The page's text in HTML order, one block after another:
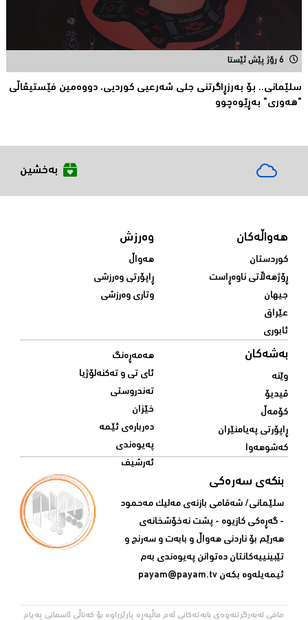
6 رۆژ پێش ئێستا
سلێمانی.. بۆ بەرزڕاگرتنی جلی شەرعیی كوردیی، دووەمین فێستیڤاڵی
"هەوری" بەڕێوەچوو
بەخشین
هەواڵەکان
کوردستان
ڕۆژهەڵاتی ناوەڕاست
جیهان
عێراق
ئابوری
وەرزش
هەواڵ
ڕاپۆرتی وەرزشی
وتاری وەرزشی
بەشەکان
وێنە
ڤیدیۆ
کۆمەڵ
ڕاپۆرتی پەیامنێران
کەشوهەوا
هەمەڕەنگ
ئای تی و تەکنەلۆژیا
تەندروستی
خێزان
دەربارەی ئێمە
پەیوەندی
ئەرشیف
بنکەی سەرەکی
سلێمانی/ شه‌قامی بازنه‌ی مه‌لیک مه‌حمود
- گه‌ڕه‌کی کازیوه‌ - پشت نه‌خۆشخانه‌ی‌
هه‌رێم بۆ ناردنی‌ هه‌واڵ و بابه‌ت و سه‌رنج و
تێبینییه‌كانتان ده‌توانن په‌یوه‌ندی‌ به‌م
ئیمه‌یله‌وه‌ بكه‌ن payam@payam.tv
مافی لەبەرگرتنەوەی بابەتەکانی ئەم ماڵپەڕە پارێزراوە بۆ کەناڵی ئاسمانی پەیام